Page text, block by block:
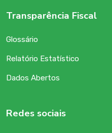
Transparência Fiscal
Glossário
Relatório Estatístico
Dados Abertos
Redes sociais